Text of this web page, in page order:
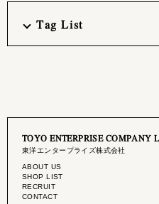
Tag List
TOYO ENTERPRISE COMPANY
東洋エンタープライズ株式会社
ABOUT US
SHOP LIST
RECRUIT
CONTACT